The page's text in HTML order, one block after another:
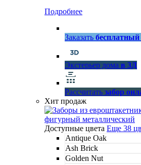
Подробнее
Заказать бесплатный
Экстерьер дома в 3Д
Рассчитать забор
Хит продаж
Доступные цвета Еще 38
Antique Oak
Ash Brick
Golden Nut